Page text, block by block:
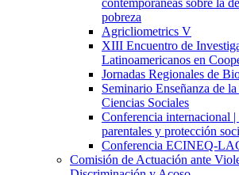
pobreza
Agricliometrics V
XIII Encuentro de
Latinoamericanos en
Jornadas Regionales de
Seminario Enseñanza de
Ciencias Sociales
Conferencia internacional
parentales y protección
Conferencia ECINEQ-
Comisión de Actuación ante